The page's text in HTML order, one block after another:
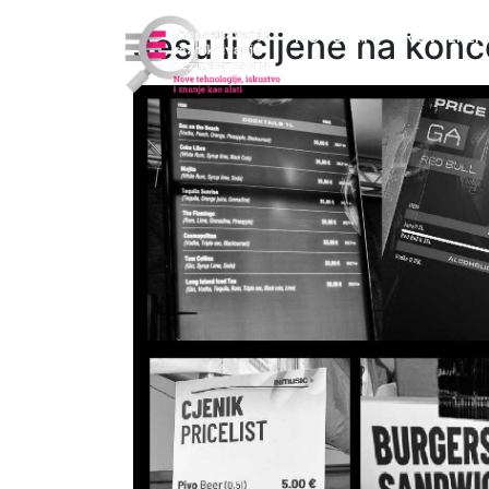
NOVOSTI
Jesu li cijene na